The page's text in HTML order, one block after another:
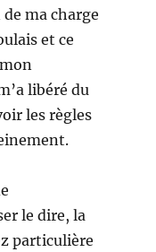
ma charge
et ce
libéré du
les règles
le dire, la
particulière